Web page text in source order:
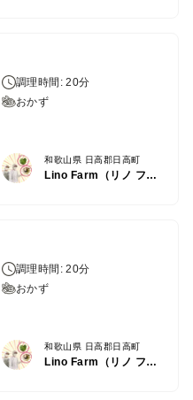
調理時間: 20分
おかず
和歌山県 日高郡日高町
Lino Farm（リノ ファーム）
調理時間: 20分
おかず
和歌山県 日高郡日高町
Lino Farm（リノ ファーム）